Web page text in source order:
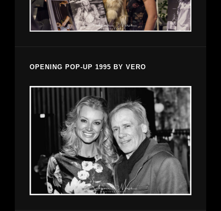
OPENING POP-UP 1995 BY VERO